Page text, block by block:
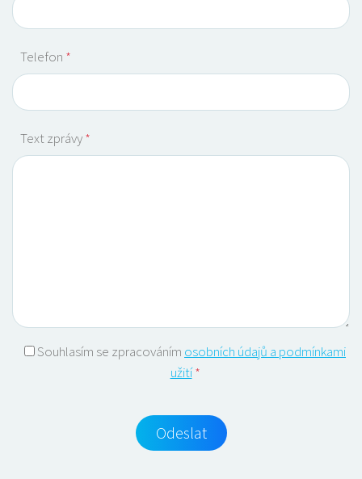
Telefon *
Text zprávy*
Souhlasím se zpracováním osobních údajů a podmínkami
užití *
Odeslat